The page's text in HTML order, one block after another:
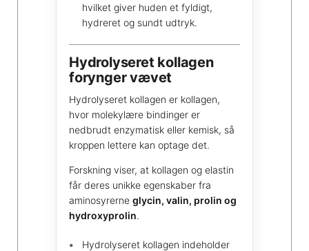
hvilket giver huden et fyldigt,
hydreret og sundt udtryk.
Hydrolyseret kollagen
forynger vævet
Hydrolyseret kollagen er kollagen,
hvor molekylære bindinger er
nedbrudt enzymatisk eller kemisk, så
kroppen lettere kan optage det.
Forskning viser, at kollagen og elastin
får deres unikke egenskaber fra
aminosyrerne glycin, valin, prolin og
hydroxyprolin.
Hydrolyseret kollagen indeholder